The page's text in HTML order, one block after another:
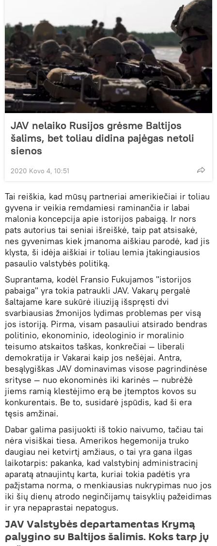
JAV nelaiko Rusijos grėsme Baltijos
šalims, bet toliau didina pajėgas netoli
sienos
2020 Kovo 4, 10:51
Tai reiškia, kad mūsų partneriai amerikiečiai ir toliau
gyvena ir veikia remdamiesi raminančia ir labai
malonia koncepcija apie istorijos pabaigą. Ir nors
pats autorius tai seniai išreiškė, taip pat atsisakė,
nes gyvenimas kiek įmanoma aiškiau parodė, kad jis
klysta, ši idėja aiškiai ir toliau lemia įtakingiausios
pasaulio valstybės politiką.
Suprantama, kodėl Fransio Fukujamos "istorijos
pabaiga" yra tokia patraukli JAV. Vakarų pergalė
šaltajame kare sukūrė iliuziją išspręsti dvi
svarbiausias žmonijos lydimas problemas per visą
jos istoriją. Pirma, visam pasauliui atsirado bendras
politinio, ekonominio, ideologinio ir moralinio
teisumo atskaitos taškas, konkrečiai — liberali
demokratija ir Vakarai kaip jos nešėjai. Antra,
besąlygiškas JAV dominavimas visose pagrindinėse
srityse — nuo ekonominės iki karinės — nubrėžė
jiems ramią klestėjimo erą be įtemptos kovos su
konkurentais. Be to, susidarė įspūdis, kad ši era
tęsis amžinai.
Dabar galima pasijuokti iš tokio naivumo, tačiau tai
nėra visiškai tiesa. Amerikos hegemonija truko
daugiau nei ketvirtį amžiaus, o tai yra gana ilgas
laikotarpis: pakanka, kad valstybinį administracinį
aparatą atnaujintų karta, kuriai tokia padėtis yra
pažįstama norma, o menkiausias nukrypimas nuo jos
iki šių dienų atrodo neginčijamų taisyklių pažeidimas
ir yra nepaprastai nepatogus.
JAV Valstybės departamentas Krymą
palygino su Baltijos šalimis. Koks tarp jų